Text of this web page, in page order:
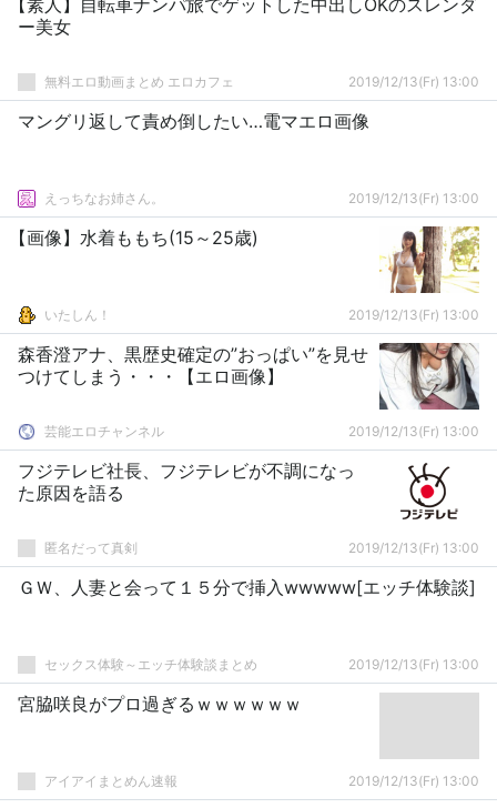
【素人】自転車ナンパ旅でゲットした中出しOKのスレンダ
ー美女
無料エロ動画まとめ エロカフェ 2019/12/13(Fr) 13:00
マングリ返して責め倒したい…電マエロ画像
えっちなお姉さん。 2019/12/13(Fr) 13:00
【画像】水着ももち(15～25歳)
いたしん！ 2019/12/13(Fr) 13:00
森香澄アナ、黒歴史確定の”おっぱい”を見せ
つけてしまう・・・【エロ画像】
芸能エロチャンネル 2019/12/13(Fr) 13:00
フジテレビ社長、フジテレビが不調になっ
た原因を語る
匿名だって真剣 2019/12/13(Fr) 13:00
ＧＷ、人妻と会って１５分で挿入wwwww[エッチ体験談]
セックス体験～エッチ体験談まとめ 2019/12/13(Fr) 13:00
宮脇咲良がプロ過ぎるｗｗｗｗｗｗ
アイアイまとめん速報 2019/12/13(Fr) 13:00